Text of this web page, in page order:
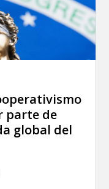
parte de
global del